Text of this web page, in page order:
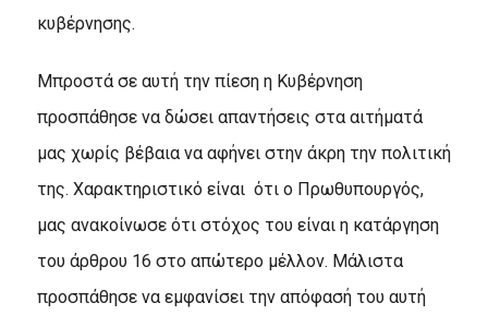
κυβέρνησης.
Μπροστά σε αυτή την πίεση η Κυβέρνηση
προσπάθησε να δώσει απαντήσεις στα αιτήματά
μας χωρίς βέβαια να αφήνει στην άκρη την πολιτική
της. Χαρακτηριστικό είναι ότι ο Πρωθυπουργός,
μας ανακοίνωσε ότι στόχος του είναι η κατάργηση
του άρθρου 16 στο απώτερο μέλλον. Μάλιστα
προσπάθησε να εμφανίσει την απόφασή του αυτή